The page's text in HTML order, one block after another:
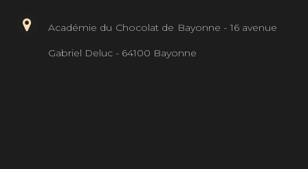
Académie du Chocolat de Bayonne - 16 avenue
Gabriel Deluc - 64100 Bayonne